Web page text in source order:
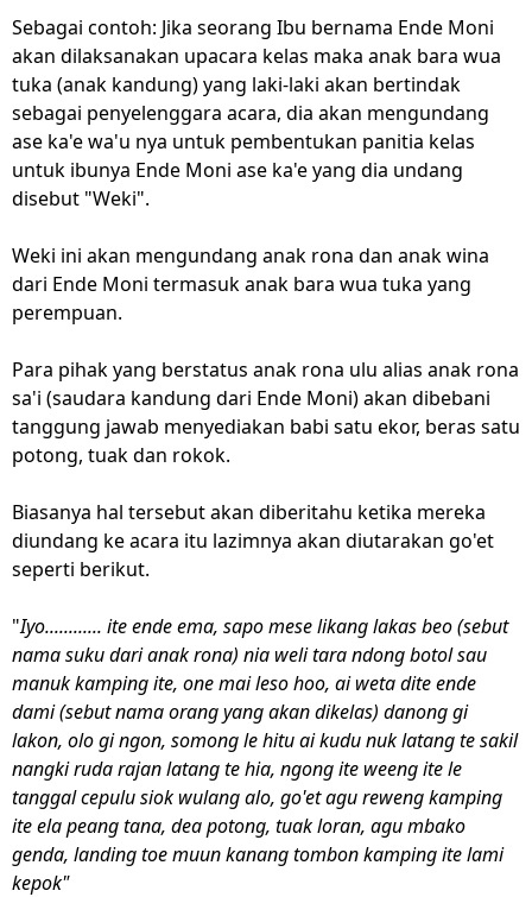
Sebagai contoh: Jika seorang Ibu bernama Ende Moni
akan dilaksanakan upacara kelas maka anak bara wua
tuka (anak kandung) yang laki-laki akan bertindak
sebagai penyelenggara acara, dia akan mengundang
ase ka'e wa'u nya untuk pembentukan panitia kelas
untuk ibunya Ende Moni ase ka'e yang dia undang
disebut "Weki".
Weki ini akan mengundang anak rona dan anak wina
dari Ende Moni termasuk anak bara wua tuka yang
perempuan.
Para pihak yang berstatus anak rona ulu alias anak rona
sa'i (saudara kandung dari Ende Moni) akan dibebani
tanggung jawab menyediakan babi satu ekor, beras satu
potong, tuak dan rokok.
Biasanya hal tersebut akan diberitahu ketika mereka
diundang ke acara itu lazimnya akan diutarakan go'et
seperti berikut.
"Iyo............ ite ende ema, sapo mese likang lakas beo (sebut
nama suku dari anak rona) nia weli tara ndong botol sau
manuk kamping ite, one mai leso hoo, ai weta dite ende
dami (sebut nama orang yang akan dikelas) danong gi
lakon, olo gi ngon, somong le hitu ai kudu nuk latang te sakil
nangki ruda rajan latang te hia, ngong ite weeng ite le
tanggal cepulu siok wulang alo, go'et agu reweng kamping
ite ela peang tana, dea potong, tuak loran, agu mbako
genda, landing toe muun kanang tombon kamping ite lami
kepok"